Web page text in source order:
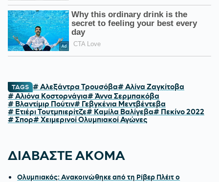
TAGS # Αλεξάντρα Τρουσόβα# Αλίνα Ζαγκίτοβα
# Αλιόνα Κοστορνάγια# Άννα Σερμπακόβα
# Βλαντίμιρ Πούτιν# Γεβγκένια Μεντβέντεβα
# Ετιέρι Τουτμπιερίτζε# Καμίλα Βαλίγεβα# Πεκίνο 2022
# Σπορ# Χειμερινοί Ολυμπιακοί Αγώνες
ΔΙΑΒΑΣΤΕ ΑΚΟΜΑ
Ολυμπιακός: Ανακοινώθηκε από τη Ρίβερ Πλέιτ ο